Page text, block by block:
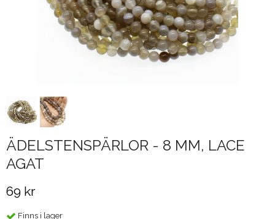
ÄDELSTENSPÄRLOR - 8 MM, LACE
AGAT
69 kr
Finns i lager